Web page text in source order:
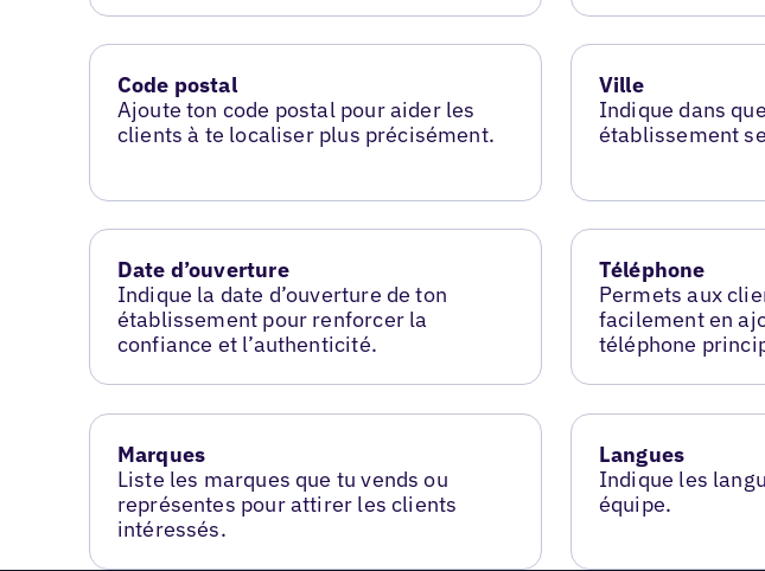
Code postal
Ajoute ton code postal pour aider les
clients à te localiser plus précisément.
Ville
Indique dans
établissement
Date d’ouverture
Indique la date d’ouverture de ton
établissement pour renforcer la
confiance et l’authenticité.
Téléphone
Permets aux
facilement en
téléphone
Marques
Liste les marques que tu vends ou
représentes pour attirer les clients
intéressés.
Langues
Indique les
équipe.